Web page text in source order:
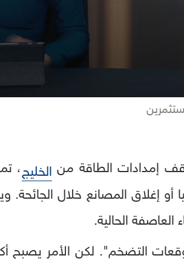
إمدادات الطاقة من الخليج،
إغلاق المصانع خلال الجائحة.
الحالية.
التضخم". لكن الأمر يصبح